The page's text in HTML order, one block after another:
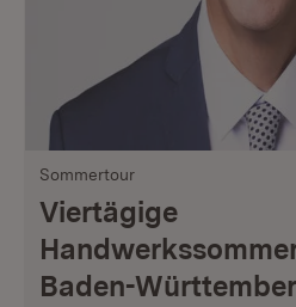
Sommertour
Viertägige
Baden-